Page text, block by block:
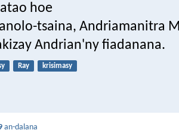
hoe
tsaina, Andriamanitra
Andrian'ny fiadanana.
Ray krisimasy
an-dalana